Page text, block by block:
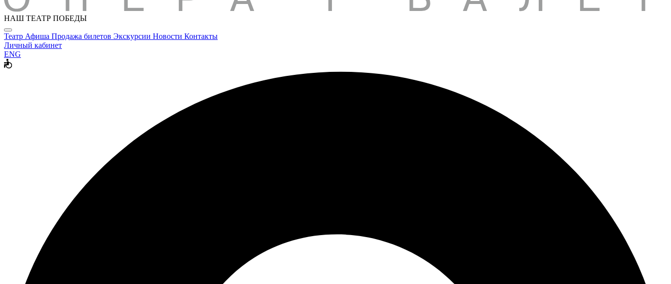
НАШ ТЕАТР ПОБЕДЫ
Театр Афиша Продажа билетов Экскурсии Новости Контакты
Личный кабинет
ENG